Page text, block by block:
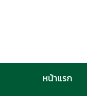
หน้าแรก